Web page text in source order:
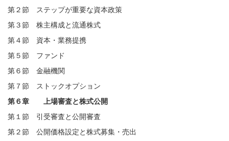
第２節 ステップが重要な資本政策
第３節 株主構成と流通株式
第４節 資本・業務提携
第５節 ファンド
第６節 金融機関
第７節 ストックオプション
第６章 上場審査と株式公開
第１節 引受審査と公開審査
第２節 公開価格設定と株式募集・売出